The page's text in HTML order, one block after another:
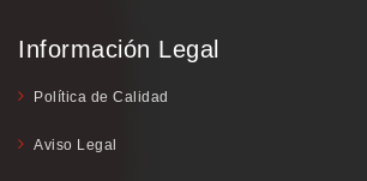
Información Legal
Política de Calidad
Aviso Legal